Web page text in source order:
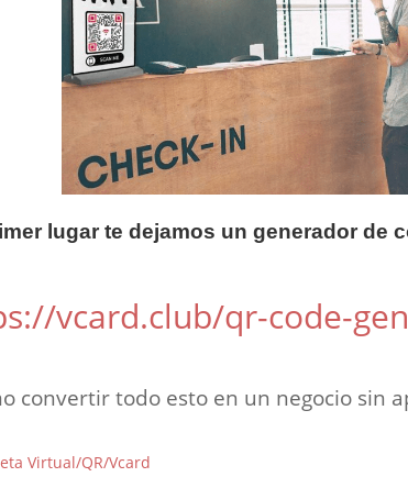
lugar te dejamos un generador de
vcard.club/qr-code-
convertir todo esto en un negocio sin
Virtual/QR/Vcard